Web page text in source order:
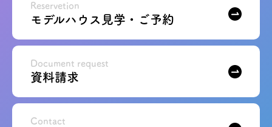
モデルハウス見学・ご予約
Reservetion
資料請求
Document request
Contact